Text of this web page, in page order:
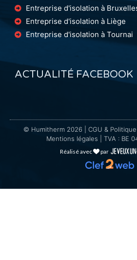
Entreprise d'isolation à
Entreprise d'isolation à Liège
Entreprise d'isolation à Tournai
ACTUALITÉ FACEBOOK
© Humitherm 2026 | CGU &
Mentions légales | TVA : BE
Réalisé avec par